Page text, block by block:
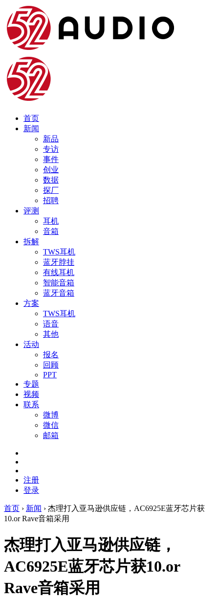
首页
新闻
新品
专访
事件
创业
数据
探厂
招聘
评测
耳机
音箱
拆解
TWS耳机
蓝牙脖挂
有线耳机
智能音箱
蓝牙音箱
方案
TWS耳机
语音
其他
活动
报名
回顾
PPT
专题
视频
联系
微博
微信
邮箱
注册
登录
首页 › 新闻 › 杰理打入亚马逊供应链，AC6925E蓝牙芯片获
10.or Rave音箱采用
杰理打入亚马逊供应链，
AC6925E蓝牙芯片获10.or
Rave音箱采用